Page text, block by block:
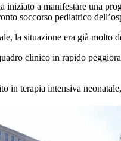
a manifestare una
soccorso pediatrico
la situazione era già molto
clinico in rapido
in terapia intensiva